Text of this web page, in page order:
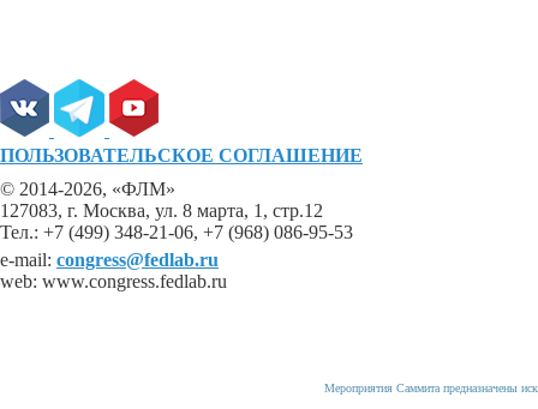
ПОЛЬЗОВАТЕЛЬСКОЕ СОГЛАШЕНИЕ
© 2014-2026, «ФЛМ»
127083, г. Москва, ул. 8 марта, 1, стр.12
Тел.: +7 (499) 348-21-06, +7 (968) 086-95-53
e-mail: congress@fedlab.ru
web: www.congress.fedlab.ru
Мероприятия Саммита предназначены